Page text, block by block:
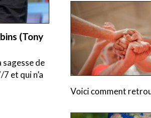
(Tony
sagesse de
et qui n’a
Voici comment